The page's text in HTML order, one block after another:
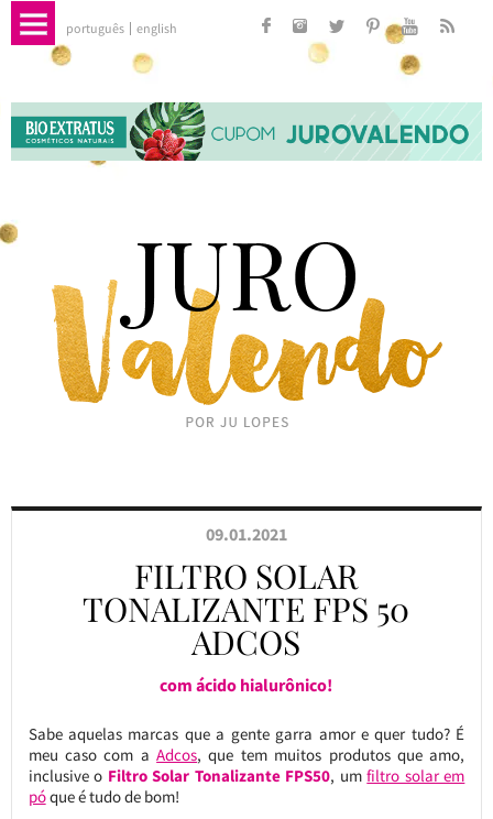
português english
09.01.2021
FILTRO SOLAR
TONALIZANTE FPS 50
ADCOS
com ácido hialurônico!
Sabe aquelas marcas que a gente garra amor e quer tudo? É
meu caso com aAdcos, que tem muitos produtos que amo,
inclusive o Filtro Solar Tonalizante FPS50, umfiltro solar em
póque é tudo de bom!